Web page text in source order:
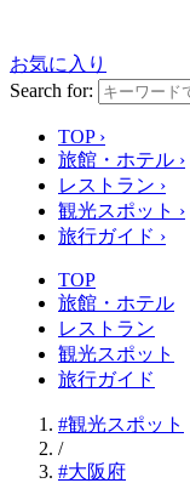
お気に入り
Search for:
TOP ›
旅館・ホテル ›
レストラン ›
観光スポット ›
旅行ガイド ›
TOP
旅館・ホテル
レストラン
観光スポット
旅行ガイド
#観光スポット
/
#大阪府